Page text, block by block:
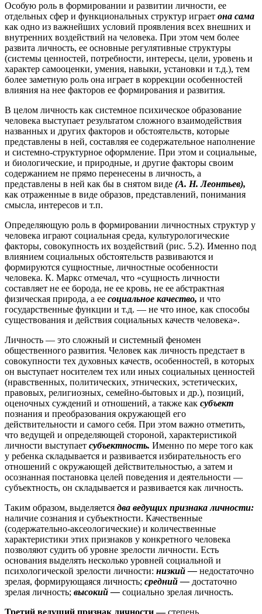
Особую роль в формировании и развитии личности, ее
отдельных сфер и функциональных структур играет она сама
как одно из важнейших условий проявления всех внешних и
внутренних воздействий на человека. При этом чем более
развита личность, ее основные регулятивные структуры
(системы ценностей, потребности, интересы, цели, уровень и
характер самооценки, умения, навыки, установки и т.д.), тем
более заметную роль она играет в коррекции особенностей
влияния на нее факторов ее формирования и развития.
В целом личность как системное психическое образование
человека выступает результатом сложного взаимодействия
названных и других факторов и обстоятельств, которые
представлены в ней, составляя ее содержательное наполнение
и системно-структурное оформление. При этом и социальные,
и биологические, и природные, и другие факторы своим
содержанием не прямо перенесены в личность, а
представлены в ней как бы в снятом виде (А. Н. Леонтьев),
как отраженные в виде образов, представлений, понимания
смысла, интересов и т.п.
Определяющую роль в формировании личностных структур у
человека играют социальная среда, культурологические
факторы, совокупность их воздействий (рис. 5.2). Именно под
влиянием социальных обстоятельств развиваются и
формируются сущностные, личностные особенности
человека. К. Маркс отмечал, что «сущность личности
составляет не ее борода, не ее кровь, не ее абстрактная
физическая природа, а ее социальное качество, и что
государственные функции и т.д. — не что иное, как способы
существования и действия социальных качеств человека».
Личность — это сложный и системный феномен
общественного развития. Человек как личность предстает в
совокупности тех духовных качеств, особенностей, в которых
он выступает носителем тех или иных социальных ценностей
(нравственных, политических, этнических, эстетических,
правовых, религиозных, семейно-бытовых и др.), позиций,
оценочных суждений и отношений, а также как субъект
познания и преобразования окружающей его
действительности и самого себя. При этом важно отметить,
что ведущей и определяющей стороной, характеристикой
личности выступает субъектность. Именно по мере того как
у ребенка складывается и развивается избирательность его
отношений с окружающей действительностью, а затем и
осознанная постановка целей поведения и деятельности —
субъектность, он складывается и развивается как личность.
Таким образом, выделяется два ведущих признака личности:
наличие сознания и субъектности. Качественные
(содержательно-аксеологические) и количественные
характеристики этих признаков у конкретного человека
позволяют судить об уровне зрелости личности. Есть
основания выделять несколько уровней социальной и
психологической зрелости личности: низкий — недостаточно
зрелая, формирующаяся личность; средний — достаточно
зрелая личность; высокий — социально зрелая личность.